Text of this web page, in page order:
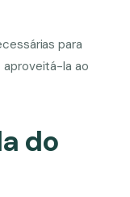
para
aproveitá-la ao
do